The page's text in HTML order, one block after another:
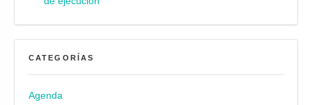
CATEGORÍAS
Agenda